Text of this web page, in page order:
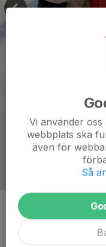
Kommentarer
Vi använder
webbplats ska
även för
Så